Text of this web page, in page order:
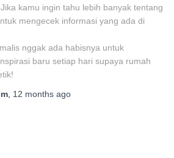
kamu ingin tahu lebih banyak tentang
mengecek informasi yang ada di
nggak ada habisnya untuk
baru setiap hari supaya rumah
12 months ago